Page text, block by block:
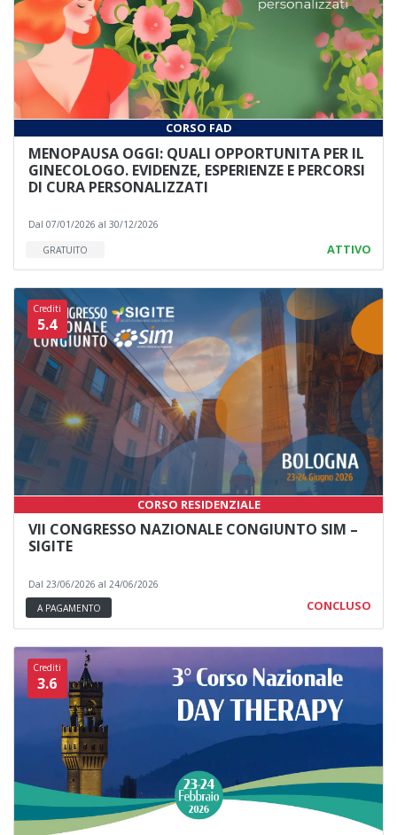
CORSO FAD
MENOPAUSA OGGI: QUALI OPPORTUNITA PER IL
GINECOLOGO. EVIDENZE, ESPERIENZE E PERCORSI
DI CURA PERSONALIZZATI
Dal 07/01/2026 al 30/12/2026
GRATUITO ATTIVO
Crediti
5.4
CORSO RESIDENZIALE
VII CONGRESSO NAZIONALE CONGIUNTO SIM –
SIGITE
Dal 23/06/2026 al 24/06/2026
A PAGAMENTO
CONCLUSO
Crediti
3.6